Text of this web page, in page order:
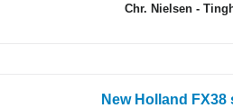
Chr. Nielsen -
New Holland